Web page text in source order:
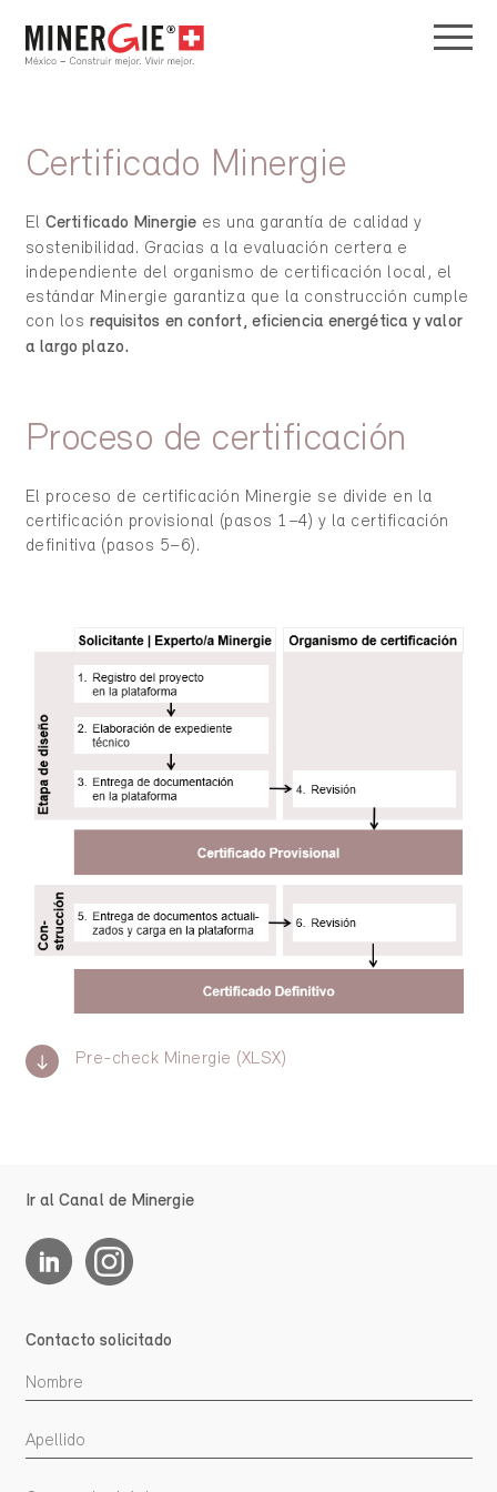
Certificado Minergie
El Certificado Minergie es una garantía de calidad y
sostenibilidad. Gracias a la evaluación certera e
independiente del organismo de certificación local, el
estándar Minergie garantiza que la construcción cumple
con los requisitos en confort, eficiencia energética y valor
a largo plazo.
Proceso de certificación
El proceso de certificación Minergie se divide en la
certificación provisional (pasos 1–4) y la certificación
definitiva (pasos 5–6).
Pre-check Minergie (XLSX)
Ir al Canal de Minergie
Contacto solicitado